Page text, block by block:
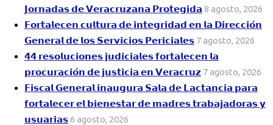
𝗝𝗼𝗿𝗻𝗮𝗱𝗮𝘀 𝗱𝗲 𝗩𝗲𝗿𝗮𝗰𝗿𝘂𝘇𝗮𝗻𝗮 𝗣𝗿𝗼𝘁𝗲𝗴𝗶𝗱𝗮 8 agosto, 2026
𝗙𝗼𝗿𝘁𝗮𝗹𝗲𝗰𝗲𝗻 𝗰𝘂𝗹𝘁𝘂𝗿𝗮 𝗱𝗲 𝗶𝗻𝘁𝗲𝗴𝗿𝗶𝗱𝗮𝗱 𝗲𝗻 𝗹𝗮 𝗗𝗶𝗿𝗲𝗰𝗰𝗶𝗼́𝗻
𝗚𝗲𝗻𝗲𝗿𝗮𝗹 𝗱𝗲 𝗹𝗼𝘀 𝗦𝗲𝗿𝘃𝗶𝗰𝗶𝗼𝘀 𝗣𝗲𝗿𝗶𝗰𝗶𝗮𝗹𝗲𝘀 7 agosto, 2026
𝟰𝟰 𝗿𝗲𝘀𝗼𝗹𝘂𝗰𝗶𝗼𝗻𝗲𝘀 𝗷𝘂𝗱𝗶𝗰𝗶𝗮𝗹𝗲𝘀 𝗳𝗼𝗿𝘁𝗮𝗹𝗲𝗰𝗲𝗻 𝗹𝗮
𝗽𝗿𝗼𝗰𝘂𝗿𝗮𝗰𝗶𝗼́𝗻 𝗱𝗲 𝗷𝘂𝘀𝘁𝗶𝗰𝗶𝗮 𝗲𝗻 𝗩𝗲𝗿𝗮𝗰𝗿𝘂𝘇 7 agosto, 2026
𝗙𝗶𝘀𝗰𝗮𝗹 𝗚𝗲𝗻𝗲𝗿𝗮𝗹 𝗶𝗻𝗮𝘂𝗴𝘂𝗿𝗮 𝗦𝗮𝗹𝗮 𝗱𝗲 𝗟𝗮𝗰𝘁𝗮𝗻𝗰𝗶𝗮 𝗽𝗮𝗿𝗮
𝗳𝗼𝗿𝘁𝗮𝗹𝗲𝗰𝗲𝗿 𝗲𝗹 𝗯𝗶𝗲𝗻𝗲𝘀𝘁𝗮𝗿 𝗱𝗲 𝗺𝗮𝗱𝗿𝗲𝘀 𝘁𝗿𝗮𝗯𝗮𝗷𝗮𝗱𝗼𝗿𝗮𝘀 𝘆
𝘂𝘀𝘂𝗮𝗿𝗶𝗮𝘀6 agosto, 2026